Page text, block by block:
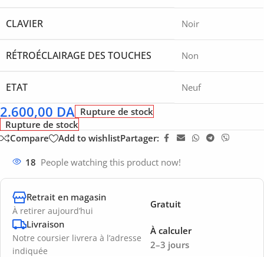
CLAVIER Noir
RÉTROÉCLAIRAGE DES TOUCHES Non
ETAT Neuf
2.600,00 DA Rupture de stock
Rupture de stock
Compare
Add to wishlistPartager:
18 People watching this product now!
Retrait en magasin
À retirer aujourd’hui
Gratuit
Livraison
Notre coursier livrera à l’adresse
indiquée
2–3 jours
À calculer